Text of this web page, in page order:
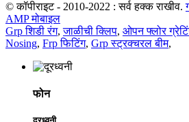
© कॉपीराइट - 2010-2022 : सर्व हक्क राखीव.
AMP मोबाइल
Grp शिडी रंग,जाळीची क्लिप, ओपन फ्लोर
Nosing, Frp फिटिंग, Grp स्ट्रक्चरल बीम,
फोन